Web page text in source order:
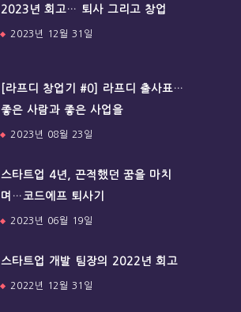
2023년 회고… 퇴사 그리고 창업
2023년 12월 31일
[라프디 창업기 #0] 라프디 출사표…
좋은 사람과 좋은 사업을
2023년 08월 23일
스타트업 4년, 끈적했던 꿈을 마치
며…코드에프 퇴사기
2023년 06월 19일
스타트업 개발 팀장의 2022년 회고
2022년 12월 31일